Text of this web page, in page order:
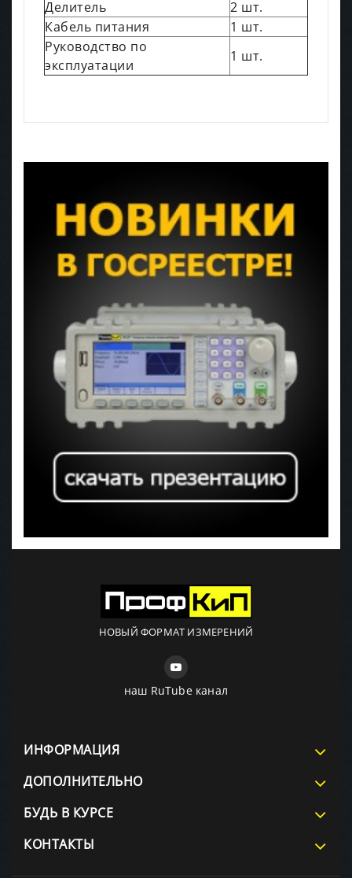
Делитель
2 шт.
Кабель питания
1 шт.
Руководство по
эксплуатации
1 шт.
НОВЫЙ ФОРМАТ ИЗМЕРЕНИЙ
наш RuTube канал
ИНФОРМАЦИЯ
ДОПОЛНИТЕЛЬНО
БУДЬ В КУРСЕ
КОНТАКТЫ